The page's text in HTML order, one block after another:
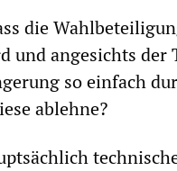
die
angesichts der
so einfach
ablehne?